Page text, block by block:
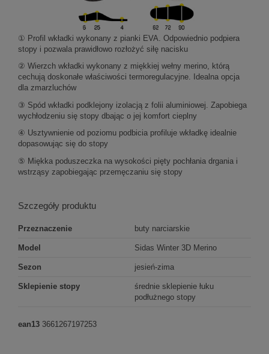
① Profil wkładki wykonany z pianki EVA. Odpowiednio podpiera
stopy i pozwala prawidłowo rozłożyć siłę nacisku
② Wierzch wkładki wykonany z miękkiej wełny merino, którą
cechują doskonałe właściwości termoregulacyjne. Idealna opcja
dla zmarzluchów
③ Spód wkładki podklejony izolacją z folii aluminiowej. Zapobiega
wychłodzeniu się stopy dbając o jej komfort cieplny
④ Usztywnienie od poziomu podbicia profiluje wkładkę idealnie
dopasowując się do stopy
⑤ Miękka poduszeczka na wysokości pięty pochłania drgania i
wstrząsy zapobiegając przemęczaniu się stopy
Szczegóły produktu
Przeznaczenie buty narciarskie
Model Sidas Winter 3D Merino
Sezon jesień-zima
Sklepienie stopy
średnie sklepienie łuku
podłużnego stopy
ean13 3661267197253